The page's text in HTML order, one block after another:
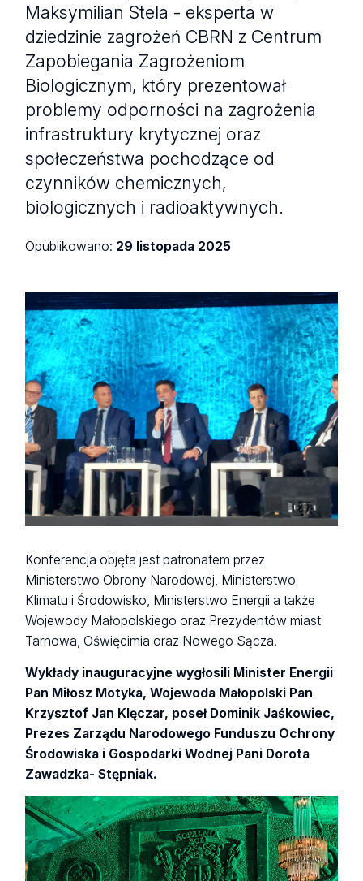
Maksymilian Stela - eksperta w
dziedzinie zagrożeń CBRN z Centrum
Zapobiegania Zagrożeniom
Biologicznym, który prezentował
problemy odporności na zagrożenia
infrastruktury krytycznej oraz
społeczeństwa pochodzące od
czynników chemicznych,
biologicznych i radioaktywnych.
Opublikowano: 29 listopada 2025
Konferencja objęta jest patronatem przez
Ministerstwo Obrony Narodowej, Ministerstwo
Klimatu i Środowisko, Ministerstwo Energii a także
Wojewody Małopolskiego oraz Prezydentów miast
Tarnowa, Oświęcimia oraz Nowego Sącza.
Wykłady inauguracyjne wygłosili Minister Energii
Pan Miłosz Motyka, Wojewoda Małopolski Pan
Krzysztof Jan Klęczar, poseł Dominik Jaśkowiec,
Prezes Zarządu Narodowego Funduszu Ochrony
Środowiska i Gospodarki Wodnej Pani Dorota
Zawadzka- Stępniak.